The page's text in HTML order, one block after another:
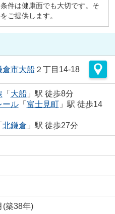
件は健康面でも大切です。そ
ご提供します。
倉市大船２丁目14-18
「 大船」駅 徒歩8分
ール「 富士見町」駅 徒歩14
北鎌倉 」駅 徒歩27分
(築38年)